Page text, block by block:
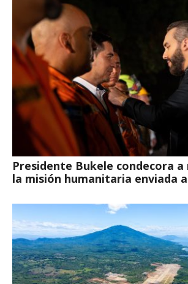
Presidente Bukele condecora a
la misión humanitaria enviada